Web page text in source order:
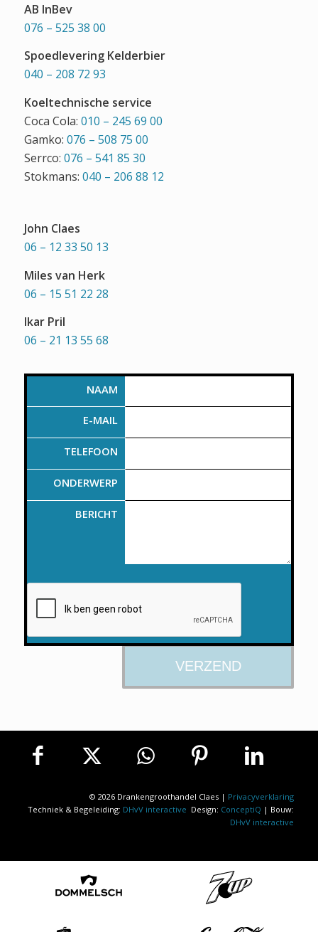
AB InBev
076 – 525 38 00
Spoedlevering Kelderbier
040 – 208 72 93
Koeltechnische service
Coca Cola: 010 – 245 69 00
Gamko: 076 – 508 75 00
Serrco: 076 – 541 85 30
Stokmans: 040 – 206 88 12
John Claes
06 – 12 33 50 13
Miles van Herk
06 – 15 51 22 28
Ikar Pril
06 – 21 13 55 68
NAAM
E-MAIL
TELEFOON
ONDERWERP
BERICHT
© 2026 Drankengroothandel Claes | Privacyverklaring
Techniek & Begeleiding: DHvV interactive Design: ConceptiQ | Bouw:
DHvV interactive